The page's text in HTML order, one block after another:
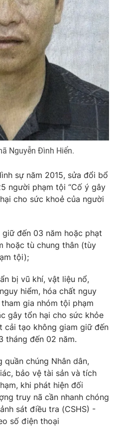
Shorts video
VTV Thể thao
Bất động sản
Tấm lòng Việt
Vươn mình bằng AI
VTV8
English
hình Việt Nam
điện tử số 483/GP-BTTTT
Mỹ Hạnh, Phạm Quốc Thắng,
- 024.38 355 932
Nguyễn Đình Hiển.
sự năm 2015, sửa đổi bổ
người phạm tội “Cố ý gây
cho sức khoẻ của người
đến 03 năm hoặc phạt
hoặc tù chung thân (tùy
tội);
bị vũ khí, vật liệu nổ,
hiểm, hóa chất nguy
gia nhóm tội phạm
gây tổn hại cho sức khỏe
cải tạo không giam giữ đến
tháng đến 02 năm.
chúng Nhân dân,
bảo vệ tài sản và tích
khi phát hiện đối
truy nã cần nhanh chóng
sát điều tra (CSHS) -
số điện thoại